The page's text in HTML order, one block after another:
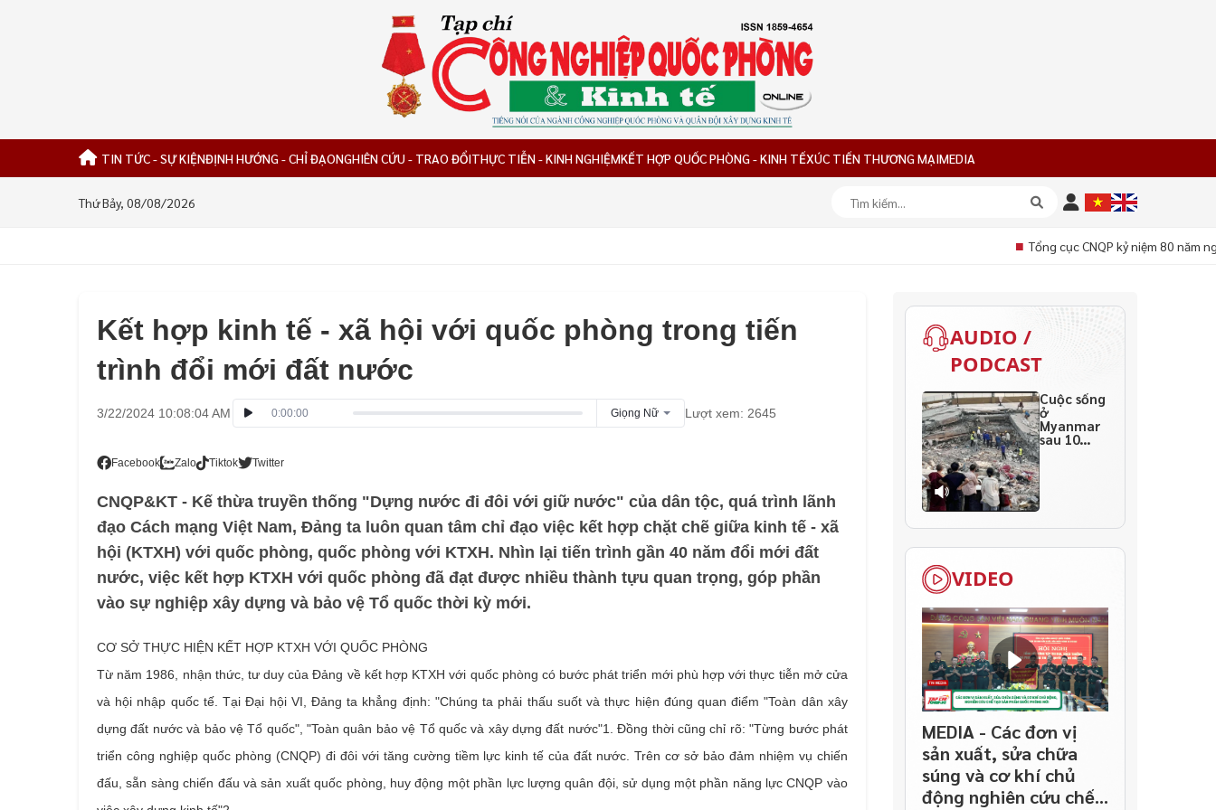
TIN TỨC - SỰ KIỆNĐỊNH HƯỚNG - CHỈ ĐẠONGHIÊN CỨU - TRAO ĐỔITHỰC TIỄN - KINH NGHIỆMKẾT HỢP QUỐC PHÒNG - KINH TẾXÚC TIẾN THƯƠNG MẠIMEDIA
Thứ Bảy, 08/08/2026
Tổng cục CNQP kỷ niệm 80 năm
Kết hợp kinh tế - xã hội với quốc phòng trong tiến
trình đổi mới đất nước
3/22/2024 10:08:04 AM 0:00:00 Giọng Nữ Lượt xem: 2645
Facebook Zalo Tiktok Twitter
CNQP&KT - Kế thừa truyền thống "Dựng nước đi đôi với giữ nước" của dân tộc, quá trình lãnh
đạo Cách mạng Việt Nam, Đảng ta luôn quan tâm chỉ đạo việc kết hợp chặt chẽ giữa kinh tế - xã
hội (KTXH) với quốc phòng, quốc phòng với KTXH. Nhìn lại tiến trình gần 40 năm đổi mới đất
nước, việc kết hợp KTXH với quốc phòng đã đạt được nhiều thành tựu quan trọng, góp phần
vào sự nghiệp xây dựng và bảo vệ Tổ quốc thời kỳ mới.
CƠ SỞ THỰC HIỆN KẾT HỢP KTXH VỚI QUỐC PHÒNG
Từ năm 1986, nhận thức, tư duy của Đảng về kết hợp KTXH với quốc phòng có bước phát triển mới phù hợp với thực tiễn mở cửa
và hội nhập quốc tế. Tại Đại hội VI, Đảng ta khẳng định: "Chúng ta phải thấu suốt và thực hiện đúng quan điểm "Toàn dân xây
dựng đất nước và bảo vệ Tổ quốc", "Toàn quân bảo vệ Tổ quốc và xây dựng đất nước"1. Đồng thời cũng chỉ rõ: "Từng bước phát
triển công nghiệp quốc phòng (CNQP) đi đôi với tăng cường tiềm lực kinh tế của đất nước. Trên cơ sở bảo đảm nhiệm vụ chiến
đấu, sẵn sàng chiến đấu và sản xuất quốc phòng, huy động một phần lực lượng quân đội, sử dụng một phần năng lực CNQP vào
AUDIO /
PODCAST
Cuộc sống
ở
Myanmar
sau 10
ngày
thảm họa
VIDEO
MEDIA - Các đơn vị
sản xuất, sửa chữa
súng và cơ khí chủ
động nghiên cứu chế